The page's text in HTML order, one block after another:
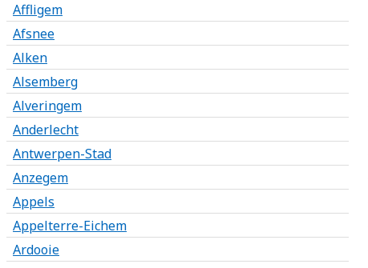
Affligem
Afsnee
Alken
Alsemberg
Alveringem
Anderlecht
Antwerpen-Stad
Anzegem
Appels
Appelterre-Eichem
Ardooie